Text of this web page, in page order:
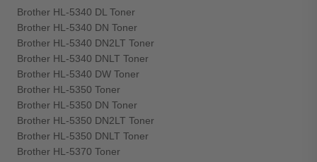
Brother HL-5340 DL Toner
Brother HL-5340 DN Toner
Brother HL-5340 DN2LT Toner
Brother HL-5340 DNLT Toner
Brother HL-5340 DW Toner
Brother HL-5350 Toner
Brother HL-5350 DN Toner
Brother HL-5350 DN2LT Toner
Brother HL-5350 DNLT Toner
Brother HL-5370 Toner